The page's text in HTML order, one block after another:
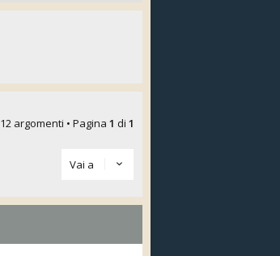
12 argomenti • Pagina 1 di 1
Vai a